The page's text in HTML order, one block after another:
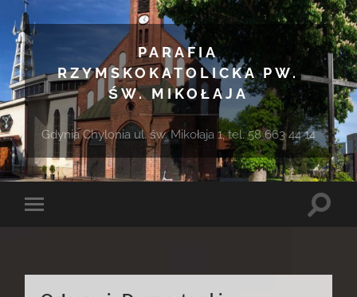
PARAFIA
RZYMSKOKATOLICKA PW.
ŚW. MIKOŁAJA
Gdynia Chylonia ul. św. Mikołaja 1, tel. 58 663 44 14
Toggle
Toggle